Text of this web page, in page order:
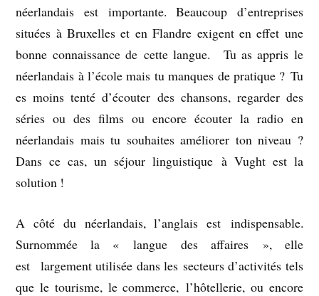
néerlandais est importante. Beaucoup d’entreprises
situées à Bruxelles et en Flandre exigent en effet une
bonne connaissance de cette langue. Tu as appris le
néerlandais à l’école mais tu manques de pratique ? Tu
es moins tenté d’écouter des chansons, regarder des
séries ou des films ou encore écouter la radio en
néerlandais mais tu souhaites améliorer ton niveau ?
Dans ce cas, un séjour linguistique à Vught est la
solution !
A côté du néerlandais, l’anglais est indispensable.
Surnommée la « langue des affaires », elle
est largement utilisée dans les secteurs d’activités tels
que le tourisme, le commerce, l’hôtellerie, ou encore